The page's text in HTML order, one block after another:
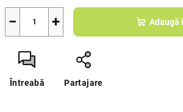
+
− Adaugă
Întreabă Partajare